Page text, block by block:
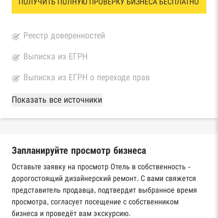
Реестр доверенностей
Выписка из ЕГРН
Выписка из ЕГРН о переходе прав
База Росстата
Реестры ЕГРЮЛ и ЕГРИП Федеральной
Реестр государственных контрактов
Федерального казначейства
Картотека арбитражных дел Высшего
арбитражного суда
Показать все источники
Запланируйте просмотр бизнеса
Оставьте заявку на просмотр Отель в собственность -
дорогостоящий дизайнерский ремонт. С вами свяжется
представитель продавца, подтвердит выбранное время
просмотра, согласует посещение с собственником
бизнеса и проведёт вам экскурсию.